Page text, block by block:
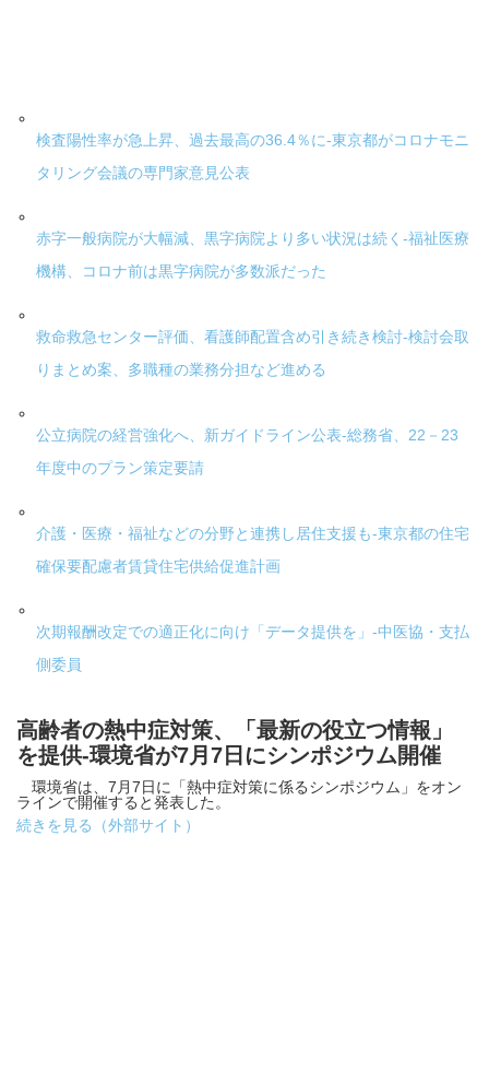
検査陽性率が急上昇、過去最高の36.4％に-東京都がコロナモニ
タリング会議の専門家意見公表
赤字一般病院が大幅減、黒字病院より多い状況は続く-福祉医療
機構、コロナ前は黒字病院が多数派だった
救命救急センター評価、看護師配置含め引き続き検討-検討会取
りまとめ案、多職種の業務分担など進める
公立病院の経営強化へ、新ガイドライン公表-総務省、22－23
年度中のプラン策定要請
介護・医療・福祉などの分野と連携し居住支援も-東京都の住宅
確保要配慮者賃貸住宅供給促進計画
次期報酬改定での適正化に向け「データ提供を」-中医協・支払
側委員
高齢者の熱中症対策、「最新の役立つ情報」
を提供-環境省が7月7日にシンポジウム開催
環境省は、7月7日に「熱中症対策に係るシンポジウム」をオン
ラインで開催すると発表した。
続きを見る（外部サイト）